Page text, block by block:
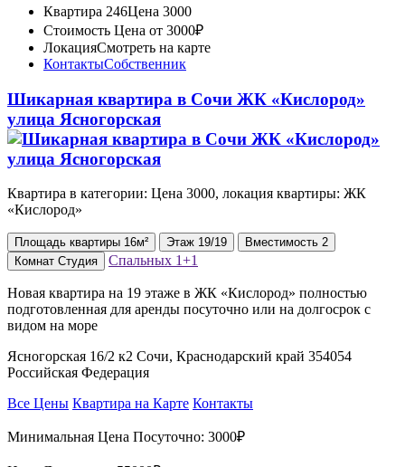
Квартира 246Цена 3000
Стоимость Цена от 3000₽
ЛокацияСмотреть на карте
КонтактыСобственник
Шикарная квартира в Сочи ЖК «Кислород»
улица Ясногорская
Квартира в категории: Цена 3000, локация квартиры: ЖК
«Кислород»
Площадь квартиры 16м² Этаж 19/19 Вместимость 2
Комнат Студия Спальных 1+1
Новая квартира на 19 этаже в ЖК «Кислород» полностью
подготовленная для аренды посуточно или на долгосрок с
видом на море
Ясногорская 16/2 к2 Сочи, Краснодарский край 354054
Российская Федерация
Все Цены Квартира на Карте Контакты
Минимальная Цена Посуточно: 3000₽